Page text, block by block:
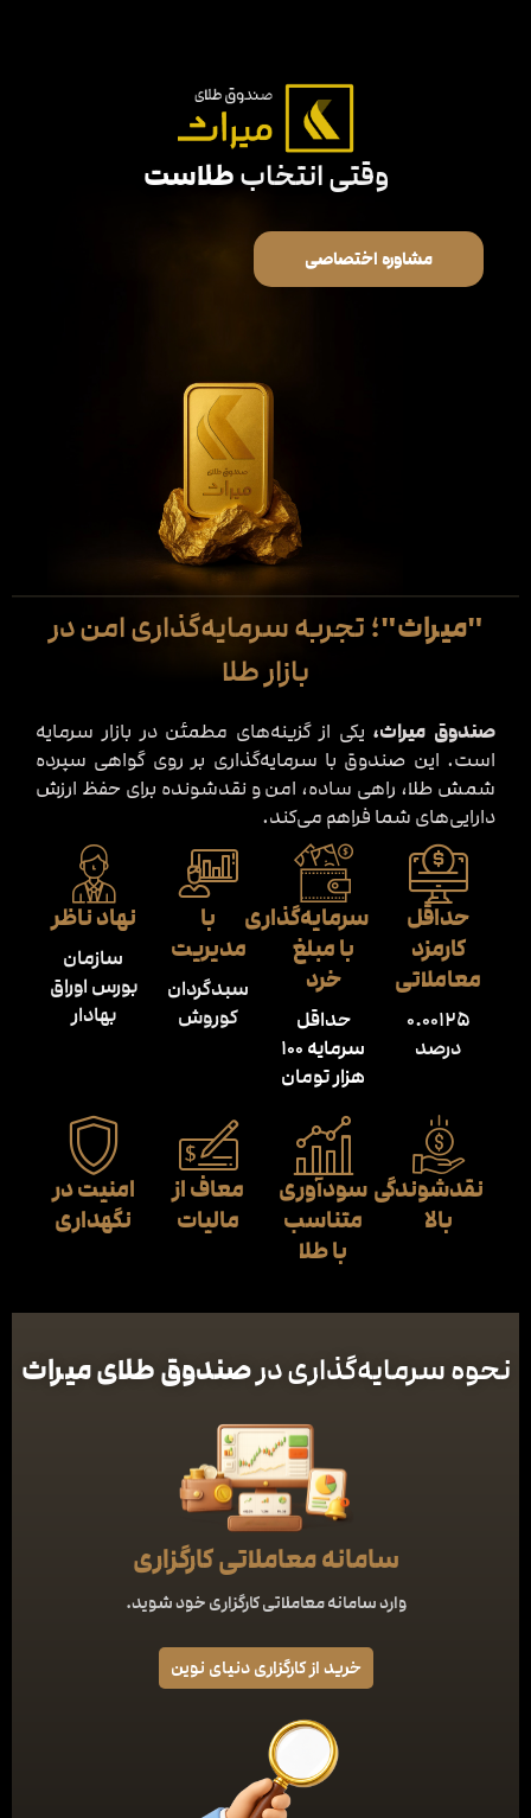
وقتی انتخابطلاست
مشاوره اختصاصی
"میراث"؛ تجربه سرمایه‌گذاری امن در
بازار طلا
صندوق میراث، یکی از گزینه‌های مطمئن در بازار سرمایه
است. این صندوق با سرمایه‌گذاری بر روی گواهی سپرده
شمش طلا، راهی ساده، امن و نقدشونده برای حفظ ارزش
دارایی‌های شما فراهم می‌کند.
حداقل
کارمزد
معاملاتی
0.00125
درصد
سرمایه‌گذاری
با مبلغ
خرد
حداقل
سرمایه 100
هزار تومان
با
مدیریت
سبدگردان
کوروش
نهاد ناظر
سازمان
بورس اوراق
بهادار
نقدشوندگی
بالا
سودآوری
متناسب
با طلا
معاف از
مالیات
امنیت در
نگهداری
نحوه سرمایه‌گذاری درصندوق طلای میراث
سامانه معاملاتی کارگزاری
وارد سامانه معاملاتی کارگزاری خود شوید.
خرید از کارگزاری دنیای نوین